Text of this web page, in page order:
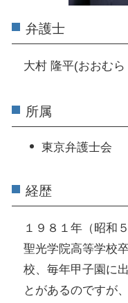
弁護士
大村 隆平(おおむ
所属
東京弁護士会
経歴
１９８１年（昭和
聖光学院高等学校
校、毎年甲子園に
とがあるのですが